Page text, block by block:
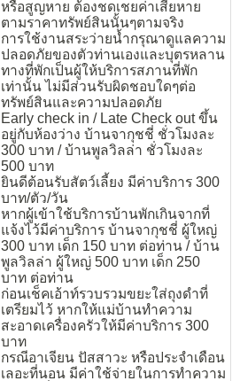
หรือสูญหาย ต้องชดเชยค่าเสียหาย
ตามราคาทรัพย์สินนั้นๆตามจริง
การใช้งานสระว่ายน้ำกรุณาดูแลความ
ปลอดภัยของตัวท่านเองและบุตรหลาน
ทางที่พักเป็นผู้ให้บริการสภานที่พัก
เท่านั้น ไม่มีส่วนรับผิดชอบใดๆต่อ
ทรัพย์สินและความปลอดภัย
Early check in / Late Check out ขึ้น
อยู่กับห้องว่าง บ้านจากุชชี่ ชั่วโมงละ
300 บาท / บ้านพูลวิลล่า ชั่วโมงละ
500 บาท
ยินดีต้อนรับสัตว์เลี้ยง มีค่าบริการ 300
บาท/ตัว/วัน
หากผู้เข้าใช้บริการบ้านพักเกินจากที่
แจ้งไว้มีค่าบริการ บ้านจากุชชี่ ผู้ใหญ่
300 บาท เด็ก 150 บาท ต่อท่าน / บ้าน
พูลวิลล่า ผู้ใหญ่ 500 บาท เด็ก 250
บาท ต่อท่าน
ก่อนเช็คเอ้าท์รวบรวมขยะใส่ถุงดำที่
เตรียมไว้ หากให้แม่บ้านทำความ
สะอาดเครื่องครัวให้มีค่าบริการ 300
บาท
กรณีอาเจียน ปัสสาวะ หรือประจำเดือน
เลอะที่นอน มีค่าใช้จ่ายในการทำความ